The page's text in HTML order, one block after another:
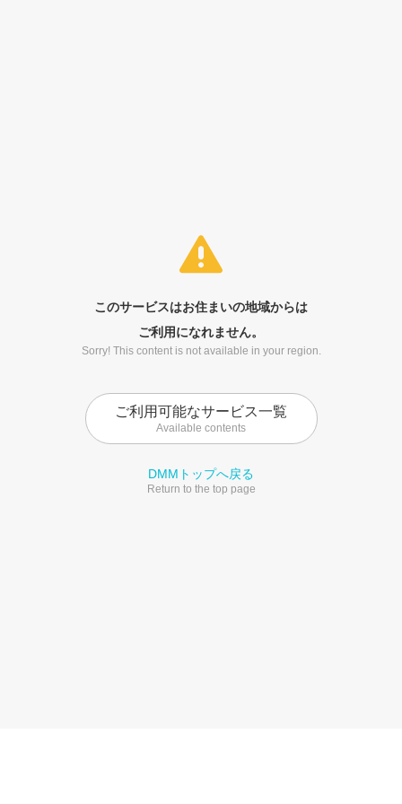
このサービスはお住まいの地域からは
ご利用になれません。
Sorry! This content is not available in your region.
ご利用可能なサービス一覧
Available contents
DMMトップへ戻る
Return to the top page